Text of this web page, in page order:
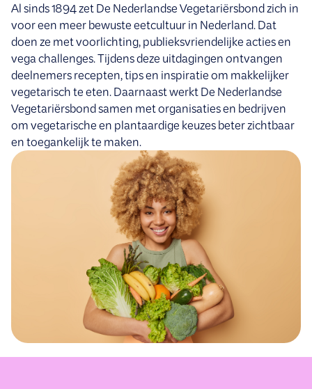
Al sinds 1894 zet De Nederlandse Vegetariërsbond zich in
voor een meer bewuste eetcultuur in Nederland. Dat
doen ze met voorlichting, publieksvriendelijke acties en
vega challenges. Tijdens deze uitdagingen ontvangen
deelnemers recepten, tips en inspiratie om makkelijker
vegetarisch te eten. Daarnaast werkt De Nederlandse
Vegetariërsbond samen met organisaties en bedrijven
om vegetarische en plantaardige keuzes beter zichtbaar
en toegankelijk te maken.